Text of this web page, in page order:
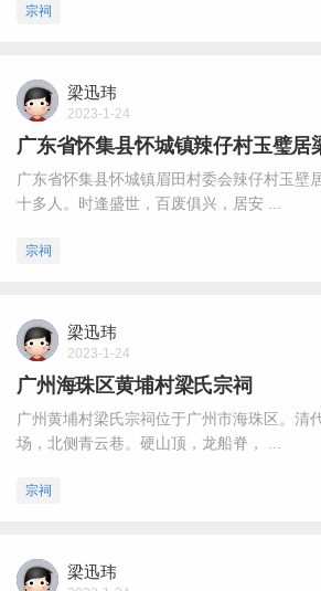
宗祠
梁迅玮
2023-1-24
广东省怀集县怀城镇辣仔村玉璧居
广东省怀集县怀城镇眉田村委会辣仔村玉壁
十多人。时逢盛世，百废俱兴，居安 ...
宗祠
梁迅玮
2023-1-24
广州海珠区黄埔村梁氏宗祠
广州黄埔村梁氏宗祠位于广州市海珠区。清
场，北侧青云巷。硬山顶，龙船脊， ...
宗祠
梁迅玮